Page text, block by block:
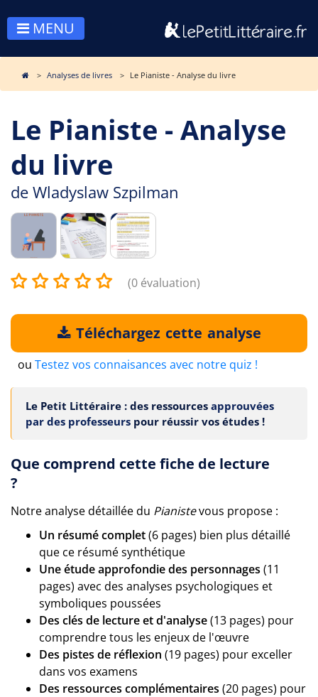
MENU
Analyses de livres Le Pianiste - Analyse du livre
Le Pianiste - Analyse
du livre
de Wladyslaw Szpilman
(0 évaluation)
Téléchargez cette analyse
ou Testez vos connaisances avec notre quiz !
Le Petit Littéraire : des ressources approuvées
par des professeurs pour réussir vos études !
Que comprend cette fiche de lecture
?
Notre analyse détaillée du Pianistevous propose :
Un résumé complet(6 pages) bien plus détaillé
que ce résumé synthétique
Une étude approfondie des personnages (11
pages) avec des analyses psychologiques et
symboliques poussées
Des clés de lecture et d'analyse(13 pages) pour
comprendre tous les enjeux de l'œuvre
Des pistes de réflexion (19 pages) pour exceller
dans vos examens
Des ressources complémentaires (20 pages) pour